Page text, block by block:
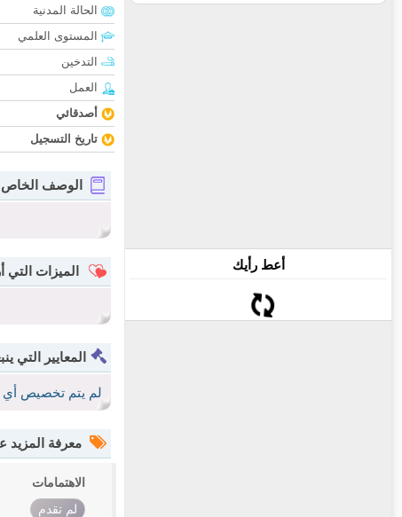
أعط رأيك
الحالة المدنية
المستوى العلمي
التدخين
العمل
أصدقائي
تاريخ التسجيل
الوصف
الميزات
المعايير التي
لم يتم تخصيص أي
معرفة
الاهتمامات
لم تقدم